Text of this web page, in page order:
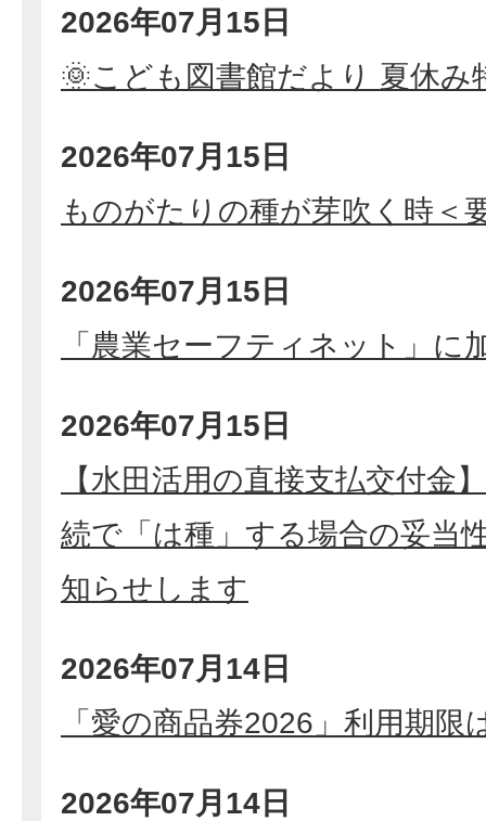
2026年07月15日
🌞こども図書館だより 夏休み
2026年07月15日
ものがたりの種が芽吹く時＜
2026年07月15日
「農業セーフティネット」に
2026年07月15日
【水田活用の直接支払交付金
続で「は種」する場合の妥当
知らせします
2026年07月14日
「愛の商品券2026」利用期限
2026年07月14日